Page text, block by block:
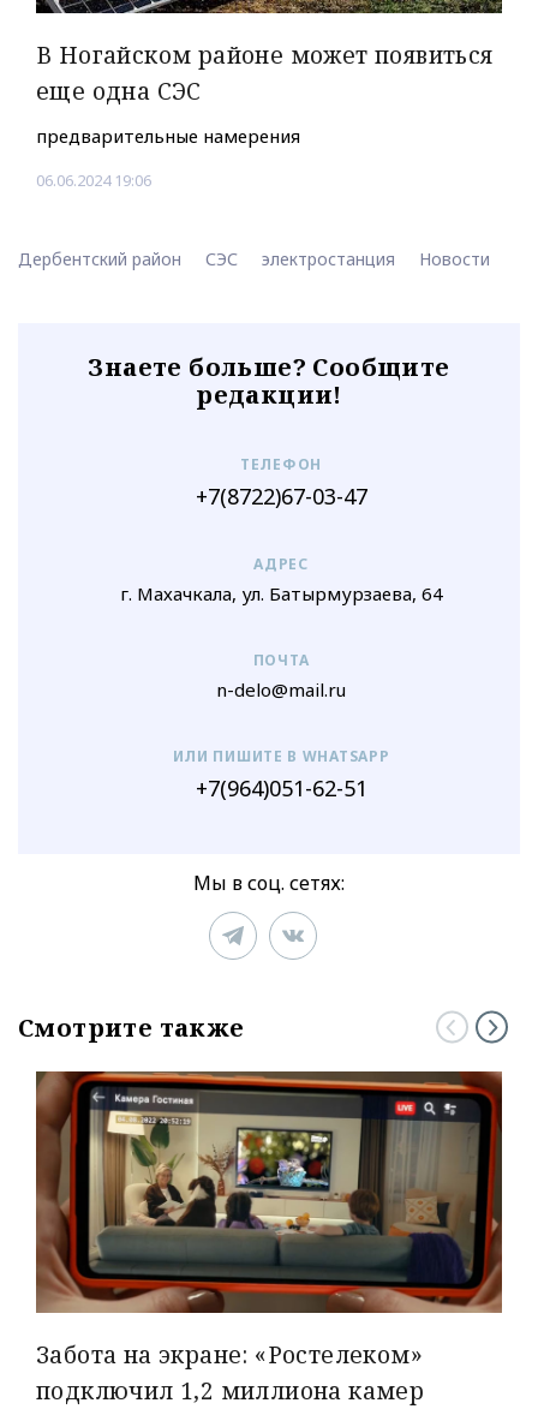
В Ногайском районе может появиться
еще одна СЭС
предварительные намерения
06.06.2024 19:06
Дербентский район СЭС электростанция Новости
Знаете больше? Сообщите
редакции!
ТЕЛЕФОН
+7(8722)67-03-47
АДРЕС
г. Махачкала, ул. Батырмурзаева, 64
ПОЧТА
n-delo@mail.ru
ИЛИ ПИШИТЕ В WHATSAPP
+7(964)051-62-51
Мы в соц. сетях:
Смотрите также
Забота на экране: «Ростелеком»
подключил 1,2 миллиона камер